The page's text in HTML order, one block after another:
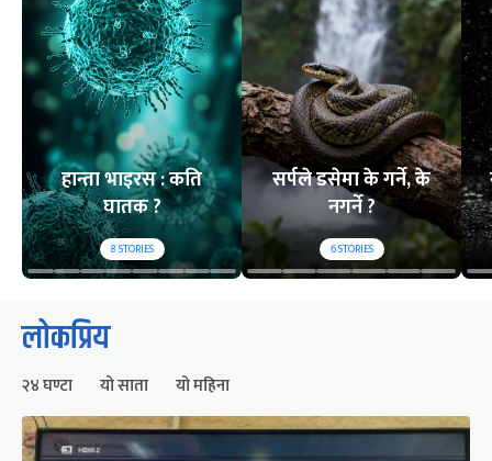
हान्ता भाइरस : कति
घातक ?
8STORIES
सर्पले डसेमा के गर्ने, के
नगर्ने ?
6STORIES
लोकप्रिय
२४ घण्टा यो साता यो महिना